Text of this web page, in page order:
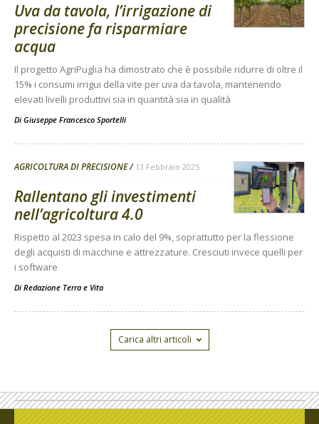
Uva da tavola, l’irrigazione di
precisione fa risparmiare
acqua
Il progetto AgriPuglia ha dimostrato che è possibile ridurre di oltre il
15% i consumi irrigui della vite per uva da tavola, mantenendo
elevati livelli produttivi sia in quantità sia in qualità
Di Giuseppe Francesco Sportelli
AGRICOLTURA DI PRECISIONE 13 Febbraio 2025
Rallentano gli investimenti
nell’agricoltura 4.0
Rispetto al 2023 spesa in calo del 9%, soprattutto per la flessione
degli acquisti di macchine e attrezzature. Cresciuti invece quelli per
i software
Di Redazione Terra e Vita
Carica altri articoli